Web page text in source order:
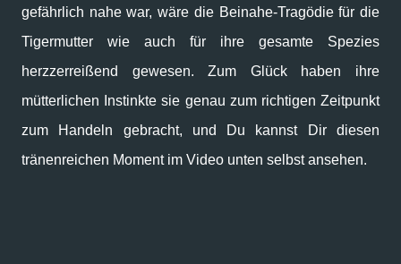
gefährlich nahe war, wäre die Beinahe-Tragödie für die
Tigermutter wie auch für ihre gesamte Spezies
herzzerreißend gewesen. Zum Glück haben ihre
mütterlichen Instinkte sie genau zum richtigen Zeitpunkt
zum Handeln gebracht, und Du kannst Dir diesen
tränenreichen Moment im Video unten selbst ansehen.